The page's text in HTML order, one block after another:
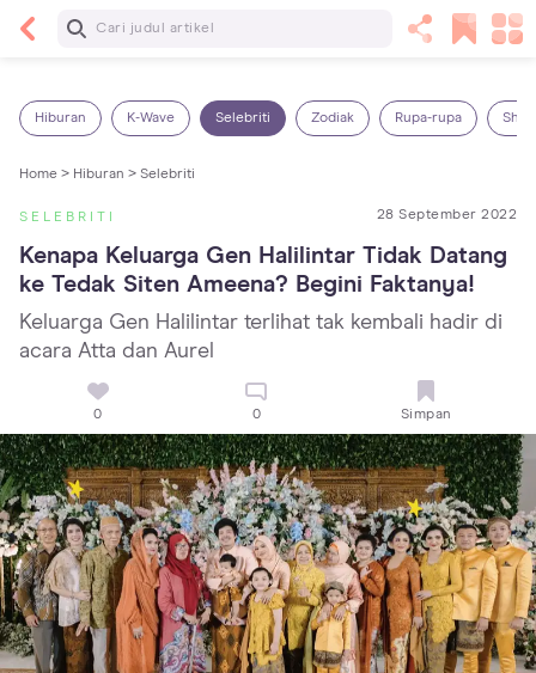
Baca Selanjutnya
Hiburan K-Wave Selebriti Zodiak Rupa-rupa
Home > Hiburan > Selebriti
SELEBRITI 28 September 2022
Kenapa Keluarga Gen Halilintar Tidak Datang
ke Tedak Siten Ameena? Begini Faktanya!
Keluarga Gen Halilintar terlihat tak kembali hadir di
acara Atta dan Aurel
0 0 Simpan